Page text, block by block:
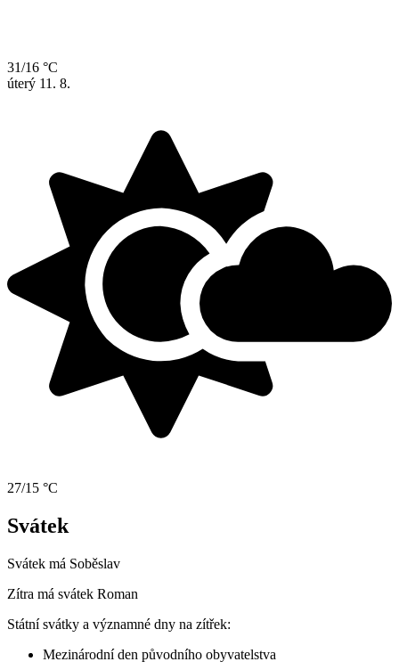
31/16 °C
úterý 11. 8.
27/15 °C
Svátek
Svátek má Soběslav
Zítra má svátek Roman
Státní svátky a významné dny na zítřek:
Mezinárodní den původního obyvatelstva